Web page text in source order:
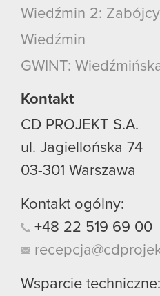
Wiedźmin 2:
Wiedźmin
GWINT:
Kontakt
CD PROJEKT S.A.
ul. Jagiellońska 74
03-301 Warszawa
Kontakt ogólny:
+48 22 519 69 00
Wsparcie techniczne: